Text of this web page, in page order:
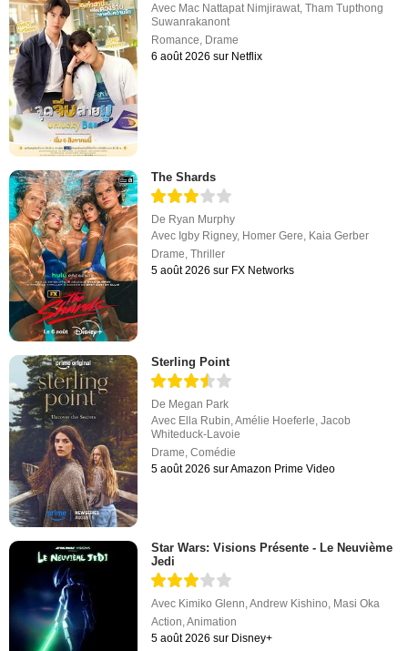
Avec Mac Nattapat Nimjirawat,Tham Tupthong
Suwanrakanont
Romance, Drame
6 août 2026 sur Netflix
The Shards
De Ryan Murphy
Avec Igby Rigney, Homer Gere, Kaia Gerber
Drame,Thriller
5 août 2026 sur FX Networks
Sterling Point
De Megan Park
Avec Ella Rubin,Amélie Hoeferle,Jacob
Whiteduck-Lavoie
Drame,Comédie
5 août 2026 sur Amazon Prime Video
Star Wars: Visions Présente - Le Neuvième
Jedi
Avec Kimiko Glenn ,Andrew Kishino Masi Oka
Action ,Animation
5 août 2026 sur Disney+